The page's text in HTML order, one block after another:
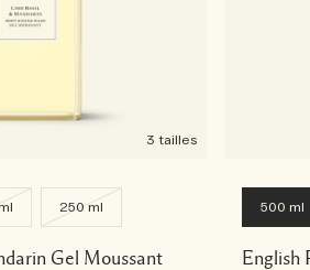
3 tailles
250 ml
Gel Moussant
500 ml
English